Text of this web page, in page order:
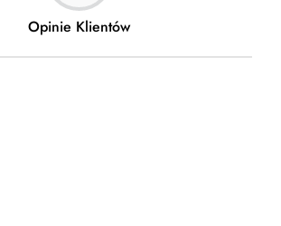
Opinie Klientów